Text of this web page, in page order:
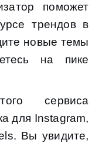
поможет
трендов в
новые темы
на пике
сервиса
для Instagram,
Вы увидите,